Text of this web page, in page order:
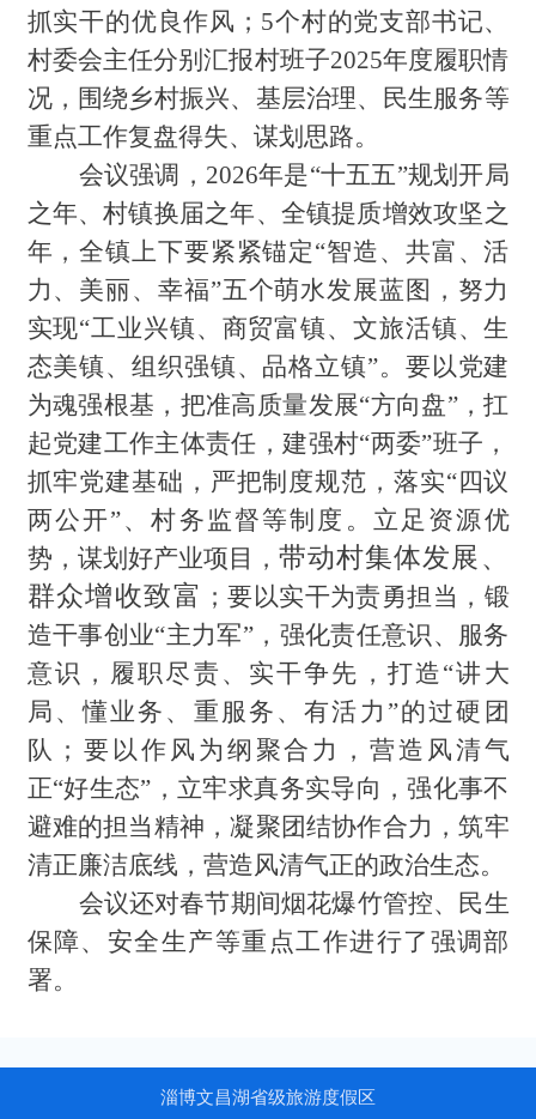
抓实干的优良作风；5个村的党支部书记、
村委会主任分别汇报村班子2025年度履职情
况，围绕乡村振兴、基层治理、民生服务等
重点工作复盘得失、谋划思路。
会议强调，2026年是“十五五”规划开局
之年、村镇换届之年、全镇提质增效攻坚之
年，全镇上下要紧紧锚定“智造、共富、活
力、美丽、幸福”五个萌水发展蓝图，努力
实现“工业兴镇、商贸富镇、文旅活镇、生
态美镇、组织强镇、品格立镇”。要以党建
为魂强根基，把准高质量发展“方向盘”，扛
起党建工作主体责任，建强村“两委”班子，
抓牢党建基础，严把制度规范，落实“四议
两公开”、村务监督等制度。立足资源优
势，谋划好产业项目，带动村集体发展 、
群众增收致富 ；要以实干为责勇担当，锻
造干事创业“主力军”，强化责任意识、服务
意识，履职尽责、实干争先，打造“讲大
局、懂业务、重服务、有活力”的过硬团
队；要以作风为纲聚合力，营造风清气
正“好生态”，立牢求真务实导向，强化事不
避难的担当精神，凝聚团结协作合力，筑牢
清正廉洁底线，营造风清气正的政治生态。
会议还对春节期间烟花爆竹管控、民生
保障、安全生产等重点工作进行了强调部
署。
淄博文昌湖省级旅游度假区